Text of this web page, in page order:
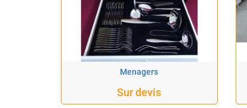
Menagers
Sur devis